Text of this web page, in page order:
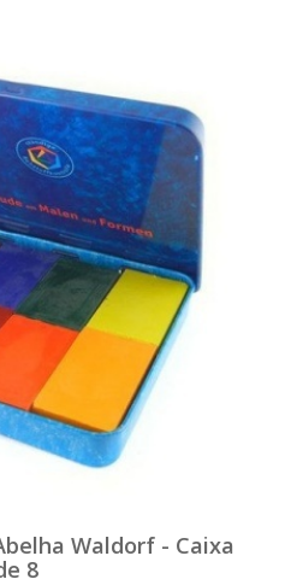
Waldorf - Caixa
8